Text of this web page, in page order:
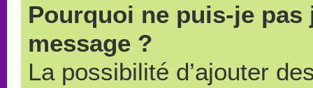
Pourquoi ne puis-je
message ?
La possibilité d’ajouter